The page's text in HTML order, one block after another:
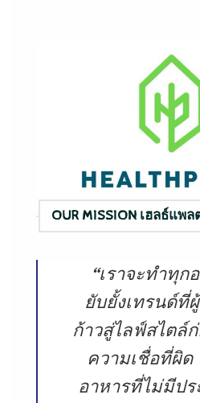
OUR MISSION เฮลธ์แพ
“เราจะทำทุก
ยับยั้งเทรนด์ที่
ก้าวสู่ไลฟ์สไตล์
ความเชื่อที่ผิด
อาหารที่ไม่มีป